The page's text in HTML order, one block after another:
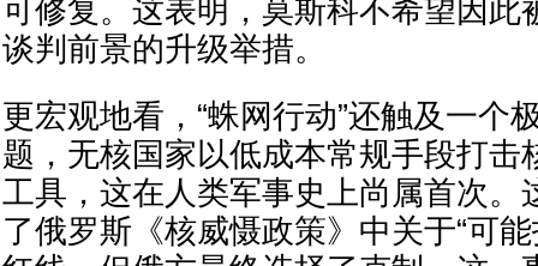
可修复。这表明，莫斯科不希望因此
谈判前景的升级举措。
更宏观地看，“蛛网行动”还触及一个
题，无核国家以低成本常规手段打击
工具，这在人类军事史上尚属首次。
了俄罗斯《核威慑政策》中关于“可